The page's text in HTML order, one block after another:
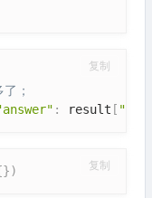
；
: result [
复制
}) 复制